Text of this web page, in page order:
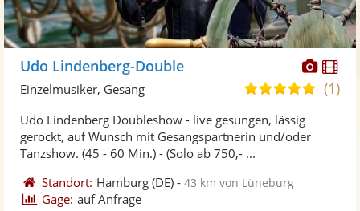
Udo Lindenberg-Double
5,0(1)
Einzelmusiker, Gesang
Udo Lindenberg Doubleshow - live gesungen, lässig
gerockt, auf Wunsch mit Gesangspartnerin und/oder
Tanzshow. (45 - 60 Min.) - (Solo ab 750,- ...
Standort: Hamburg (DE) -43 km von Lüneburg
Gage: auf Anfrage